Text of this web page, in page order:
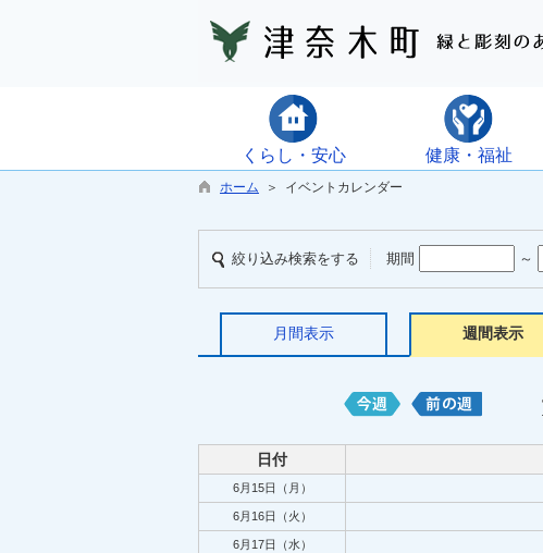
くらし・安心 健康・福祉
ホーム ＞ イベントカレンダー
絞り込み検索をする 期間 ～
月間表示 週間表示
日付
6月15日（月）
6月16日（火）
6月17日（水）